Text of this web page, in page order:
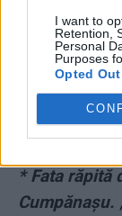
I want to
Retention,
Personal
Purposes
Opted Out
Dovadă
locul de
Localizarea
de către STS
* Fata răpită
Cumpănaşu.